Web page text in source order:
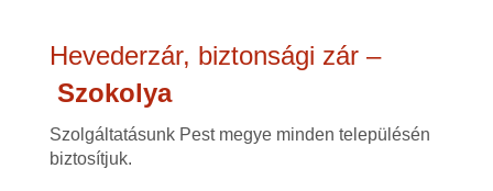
Hevederzár, biztonsági zár –
Szokolya
Szolgáltatásunk Pest megye minden településén
biztosítjuk.